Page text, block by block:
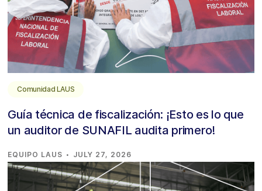
Comunidad LAUS
Guía técnica de fiscalización: ¡Esto es lo que
un auditor de SUNAFIL audita primero!
EQUIPO LAUS · JULY 27, 2026